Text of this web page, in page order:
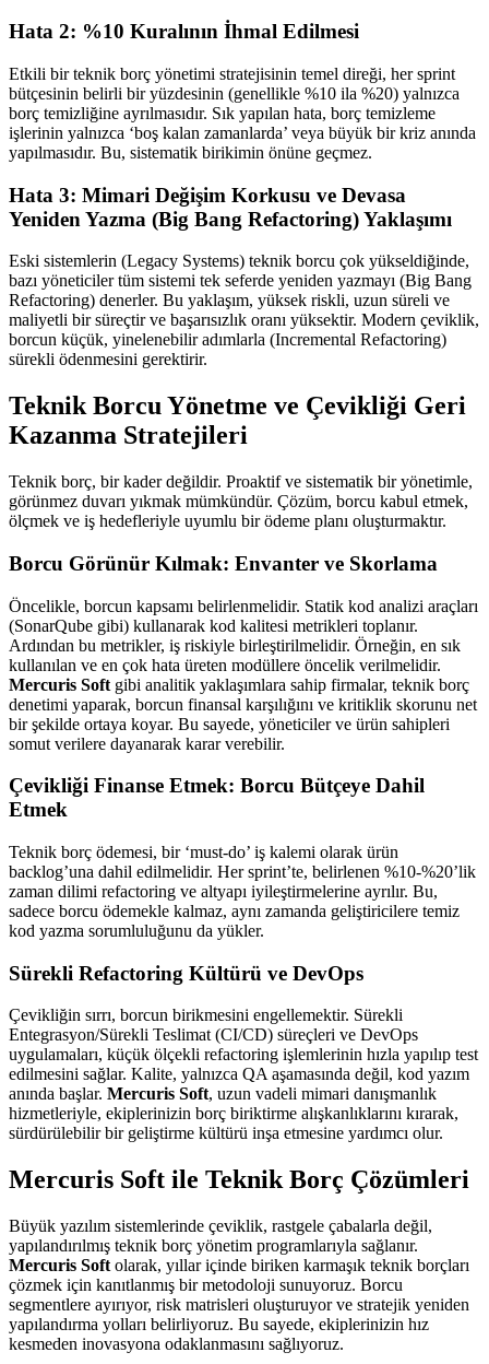
Hata 2: %10 Kuralının İhmal Edilmesi
Etkili bir teknik borç yönetimi stratejisinin temel direği, her sprint
bütçesinin belirli bir yüzdesinin (genellikle %10 ila %20) yalnızca
borç temizliğine ayrılmasıdır. Sık yapılan hata, borç temizleme
işlerinin yalnızca ‘boş kalan zamanlarda’ veya büyük bir kriz anında
yapılmasıdır. Bu, sistematik birikimin önüne geçmez.
Hata 3: Mimari Değişim Korkusu ve Devasa
Yeniden Yazma (Big Bang Refactoring) Yaklaşımı
Eski sistemlerin (Legacy Systems) teknik borcu çok yükseldiğinde,
bazı yöneticiler tüm sistemi tek seferde yeniden yazmayı (Big Bang
Refactoring) denerler. Bu yaklaşım, yüksek riskli, uzun süreli ve
maliyetli bir süreçtir ve başarısızlık oranı yüksektir. Modern çeviklik,
borcun küçük, yinelenebilir adımlarla (Incremental Refactoring)
sürekli ödenmesini gerektirir.
Teknik Borcu Yönetme ve Çevikliği Geri
Kazanma Stratejileri
Teknik borç, bir kader değildir. Proaktif ve sistematik bir yönetimle,
görünmez duvarı yıkmak mümkündür. Çözüm, borcu kabul etmek,
ölçmek ve iş hedefleriyle uyumlu bir ödeme planı oluşturmaktır.
Borcu Görünür Kılmak: Envanter ve Skorlama
Öncelikle, borcun kapsamı belirlenmelidir. Statik kod analizi araçları
(SonarQube gibi) kullanarak kod kalitesi metrikleri toplanır.
Ardından bu metrikler, iş riskiyle birleştirilmelidir. Örneğin, en sık
kullanılan ve en çok hata üreten modüllere öncelik verilmelidir.
Mercuris Soft gibi analitik yaklaşımlara sahip firmalar, teknik borç
denetimi yaparak, borcun finansal karşılığını ve kritiklik skorunu net
bir şekilde ortaya koyar. Bu sayede, yöneticiler ve ürün sahipleri
somut verilere dayanarak karar verebilir.
Çevikliği Finanse Etmek: Borcu Bütçeye Dahil
Etmek
Teknik borç ödemesi, bir ‘must-do’ iş kalemi olarak ürün
backlog’una dahil edilmelidir. Her sprint’te, belirlenen %10-%20’lik
zaman dilimi refactoring ve altyapı iyileştirmelerine ayrılır. Bu,
sadece borcu ödemekle kalmaz, aynı zamanda geliştiricilere temiz
kod yazma sorumluluğunu da yükler.
Sürekli Refactoring Kültürü ve DevOps
Çevikliğin sırrı, borcun birikmesini engellemektir. Sürekli
Entegrasyon/Sürekli Teslimat (CI/CD) süreçleri ve DevOps
uygulamaları, küçük ölçekli refactoring işlemlerinin hızla yapılıp test
edilmesini sağlar. Kalite, yalnızca QA aşamasında değil, kod yazım
anında başlar. Mercuris Soft, uzun vadeli mimari danışmanlık
hizmetleriyle, ekiplerinizin borç biriktirme alışkanlıklarını kırarak,
sürdürülebilir bir geliştirme kültürü inşa etmesine yardımcı olur.
Mercuris Soft ile Teknik Borç Çözümleri
Büyük yazılım sistemlerinde çeviklik, rastgele çabalarla değil,
yapılandırılmış teknik borç yönetim programlarıyla sağlanır.
Mercuris Soft olarak, yıllar içinde biriken karmaşık teknik borçları
çözmek için kanıtlanmış bir metodoloji sunuyoruz. Borcu
segmentlere ayırıyor, risk matrisleri oluşturuyor ve stratejik yeniden
yapılandırma yolları belirliyoruz. Bu sayede, ekiplerinizin hız
kesmeden inovasyona odaklanmasını sağlıyoruz.